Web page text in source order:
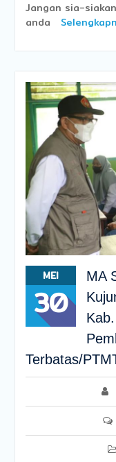
Jangan sia-
anda
MEI
30
MA
Terbatas/